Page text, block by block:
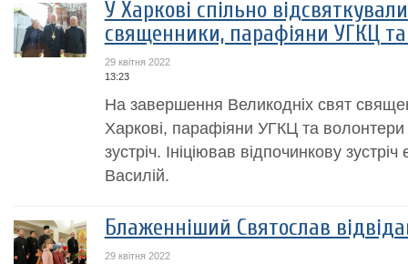
У Харкові спільно
священники, парафіяни УГКЦ
29 квітня 2022
13:23
На завершення Великодніх свят
Харкові, парафіяни УГКЦ та волонтери
зустріч. Ініціював відпочинкову
Василій.
Блаженніший Святослав
29 квітня 2022